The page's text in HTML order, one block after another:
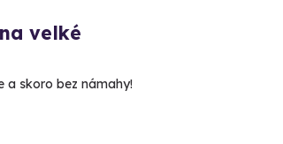
velké
a skoro bez námahy!